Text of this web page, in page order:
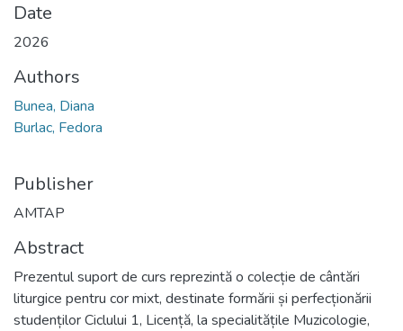
Date
2026
Authors
Bunea, Diana
Burlac, Fedora
Publisher
AMTAP
Abstract
Prezentul suport de curs reprezintă o colecție de cântări
liturgice pentru cor mixt, destinate formării și perfecționării
studenților Ciclului 1, Licență, la specialitățile Muzicologie,